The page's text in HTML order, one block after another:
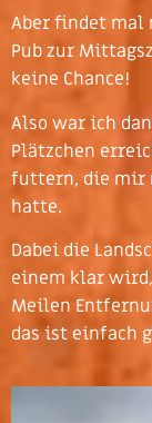
Aber findet
Pub zur
keine Chance!
Also war ich
Plätzchen
futtern, die mir
hatte.
Dabei die
einem klar
Meilen
das ist einfach